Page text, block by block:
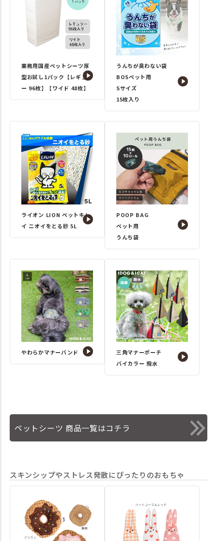
業務用国産ペットシーツ厚
型お試し1パック【レギュラ
ー 96枚】【ワイド 48枚】
うんちが臭わない袋
BOSペット用
Sサイズ
15枚入り
ライオン LION ペットキレ
イ ニオイをとる砂 5L
POOP BAG
ペット用
うんち袋
やわらかマナーバンド
三角マナーポーチ
バイカラー 撥水
ペットシーツ 商品一覧はコチラ
スキンシップやストレス発散にぴったりのおもちゃ